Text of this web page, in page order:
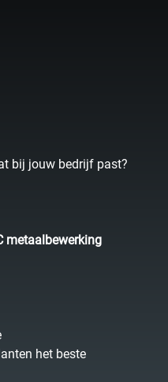
bij jouw bedrijf past?
metaalbewerking
het beste